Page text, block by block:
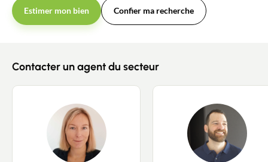
Estimer mon bien Confier ma recherche
Contacter un agent du secteur